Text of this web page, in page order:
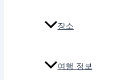
장소
여행 정보